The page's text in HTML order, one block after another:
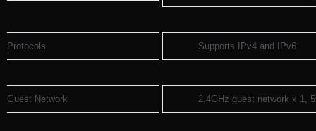
Protocols Supports IPv4 and IPv6
Guest Network 2.4GHz guest network x 1,